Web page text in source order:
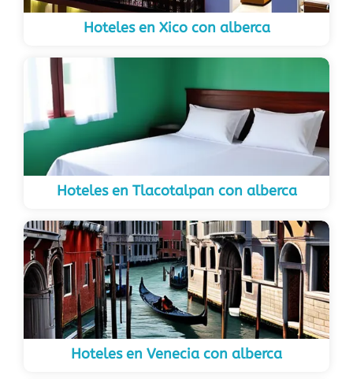
Hoteles en Xico con alberca
Hoteles en Tlacotalpan con alberca
Hoteles en Venecia con alberca